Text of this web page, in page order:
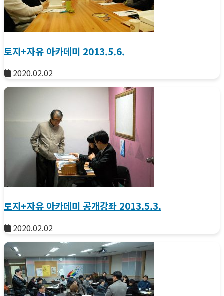
토지+자유 아카데미 2013.5.6.
2020.02.02
토지+자유 아카데미 공개강좌 2013.5.3.
2020.02.02